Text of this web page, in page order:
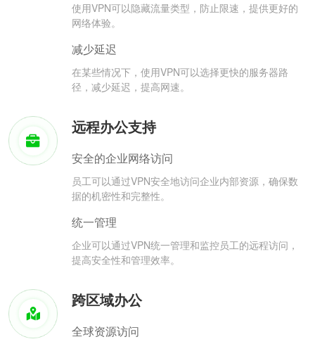
使用VPN可以隐藏流量类型，防止限速，提供更好的
网络体验。
减少延迟
在某些情况下，使用VPN可以选择更快的服务器路
径，减少延迟，提高网速。
远程办公支持
安全的企业网络访问
员工可以通过VPN安全地访问企业内部资源，确保数
据的机密性和完整性。
统一管理
企业可以通过VPN统一管理和监控员工的远程访问，
提高安全性和管理效率。
跨区域办公
全球资源访问